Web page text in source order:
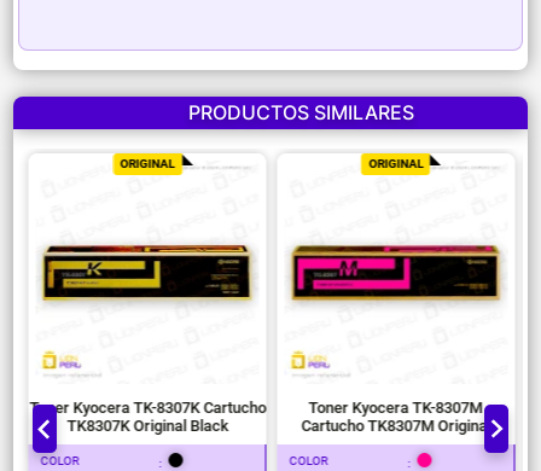
PRODUCTOS SIMILARES
ORIGINAL
Toner Kyocera TK-8307K Cartucho
TK8307K Original Black
COLOR :
ORIGINAL
Toner Kyocera TK-8307M
Cartucho TK8307M Original
Magenta
COLOR :